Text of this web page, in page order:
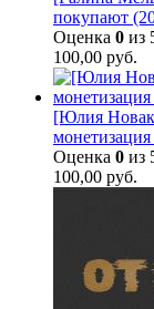
покупают
Оценка 0 из
100,00 руб.
[Юлия
Оценка 0 из
100,00 руб.